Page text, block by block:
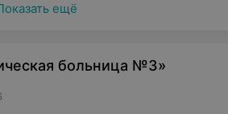
ещё
больница №3»